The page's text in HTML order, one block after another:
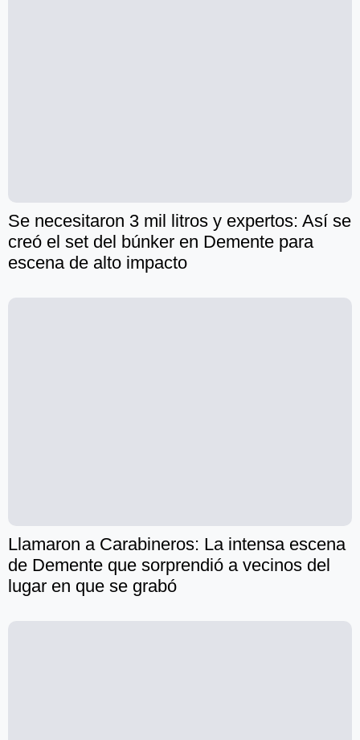
Se necesitaron 3 mil litros y expertos: Así se
creó el set del búnker en Demente para
escena de alto impacto
Llamaron a Carabineros: La intensa escena
de Demente que sorprendió a vecinos del
lugar en que se grabó